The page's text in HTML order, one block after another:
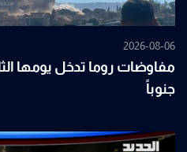
2026-08-06
مفاوضات روما تدخل يومها
جنوباً